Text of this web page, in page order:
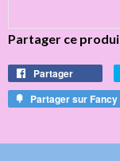
Partager ce
Partager
Partager sur Fancy